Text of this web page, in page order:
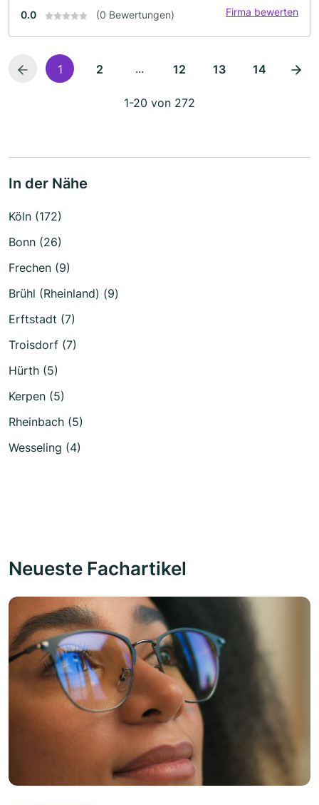
0.0 (0 Bewertungen) Firma bewerten
1 2 ... 12 13 14
1-20 von 272
In der Nähe
Köln (172)
Bonn (26)
Frechen (9)
Brühl (Rheinland) (9)
Erftstadt (7)
Troisdorf (7)
Hürth (5)
Kerpen (5)
Rheinbach (5)
Wesseling (4)
Neueste Fachartikel